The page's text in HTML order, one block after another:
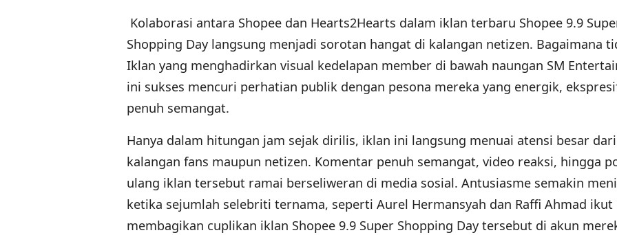
Kolaborasi antara Shopee dan Hearts2Hearts dalam iklan terbaru Shopee 9.9
Shopping Day langsung menjadi sorotan hangat di kalangan netizen. Bagaimana
Iklan yang menghadirkan visual kedelapan member di bawah naungan SM
ini sukses mencuri perhatian publik dengan pesona mereka yang energik,
penuh semangat.
Hanya dalam hitungan jam sejak dirilis, iklan ini langsung menuai atensi besar dari
kalangan fans maupun netizen. Komentar penuh semangat, video reaksi, hingga
ulang iklan tersebut ramai berseliweran di media sosial. Antusiasme semakin
ketika sejumlah selebriti ternama, seperti Aurel Hermansyah dan Raffi Ahmad ikut
membagikan cuplikan iklan Shopee 9.9 Super Shopping Day tersebut di akun